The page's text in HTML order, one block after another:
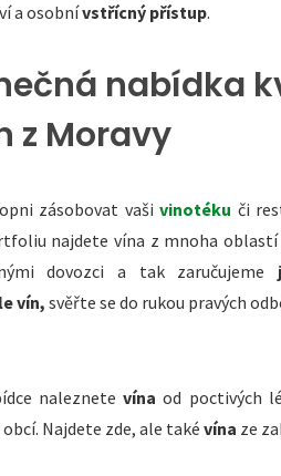
a osobnívstřícný přístup.
nabídka
z Moravy
zásobovat vašivinotéku či
najdete vína z mnoha oblastí
dovozci a tak zaručujeme
vín,svěřte se do rukou pravých
naleznetevína od poctivých
Najdete zde, ale také vína ze